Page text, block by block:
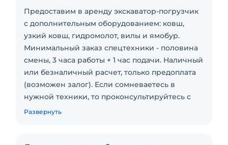
Предоставим в аренду экскаватор-погрузчик
с дополнительным оборудованием: ковш,
узкий ковш, гидромолот, вилы и ямобур.
Минимальный заказ спецтехники - половина
смены, 3 часа работы + 1 час подачи. Наличный
или безналичный расчет, только предоплата
(возможен залог). Если сомневаетесь в
нужной техники, то проконсультируйтесь с
менеджером по телефону или электронной
Развернуть